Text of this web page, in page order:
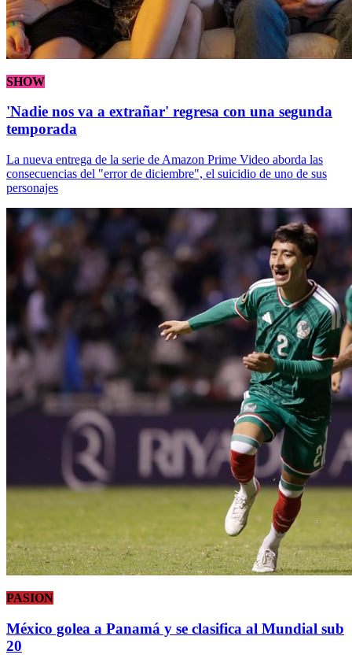
SHOW
'Nadie nos va a extrañar' regresa con una segunda
temporada
La nueva entrega de la serie de Amazon Prime Video aborda las
consecuencias del "error de diciembre", el suicidio de uno de sus
personajes
PASION
México golea a Panamá y se clasifica al Mundial sub
20